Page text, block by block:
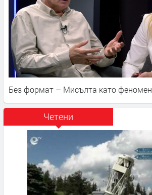
Без формат – Мисълта като феномен
Четени